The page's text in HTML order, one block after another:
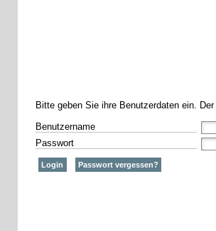
Bitte geben Sie ihre Benutzerdaten ein.
Benutzername
Passwort